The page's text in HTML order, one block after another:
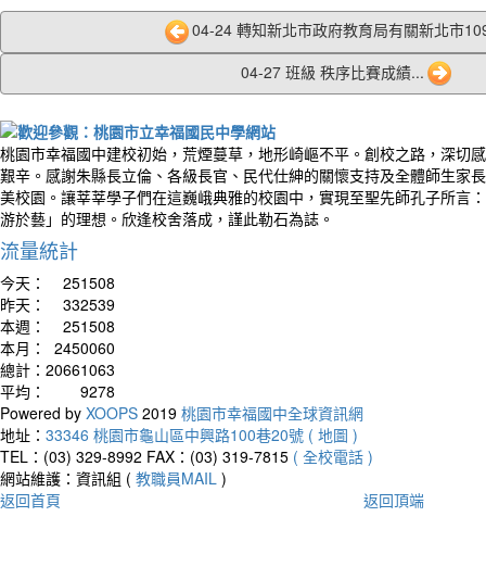
04-24 轉知新北市政府教育局有關新北市
04-27 班級 秩序比賽成績...
桃園市幸福國中建校初始，荒煙蔓草，地形崎嶇不平。創校之路，深切
艱辛。感謝朱縣長立倫、各級長官、民代仕紳的關懷支持及全體師生家
美校園。讓莘莘學子們在這巍峨典雅的校園中，實現至聖先師孔子所言
游於藝」的理想。欣逢校舍落成，謹此勒石為誌。
流量統計
今天：
251508
昨天：
332539
本週：
251508
本月：
2450060
總計： 20661063
平均：
9278
Powered by XOOPS 2019 桃園市幸福國中全球資訊網
地址： 33346 桃園市龜山區中興路100巷20號 ( 地圖 )
TEL：(03) 329-8992 FAX：(03) 319-7815 ( 全校電話 )
網站維護：資訊組 ( 教職員MAIL )
返回首頁
返回頂端